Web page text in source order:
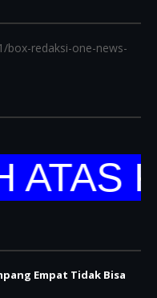
box-redaksi-one-news-
Empat Tidak Bisa